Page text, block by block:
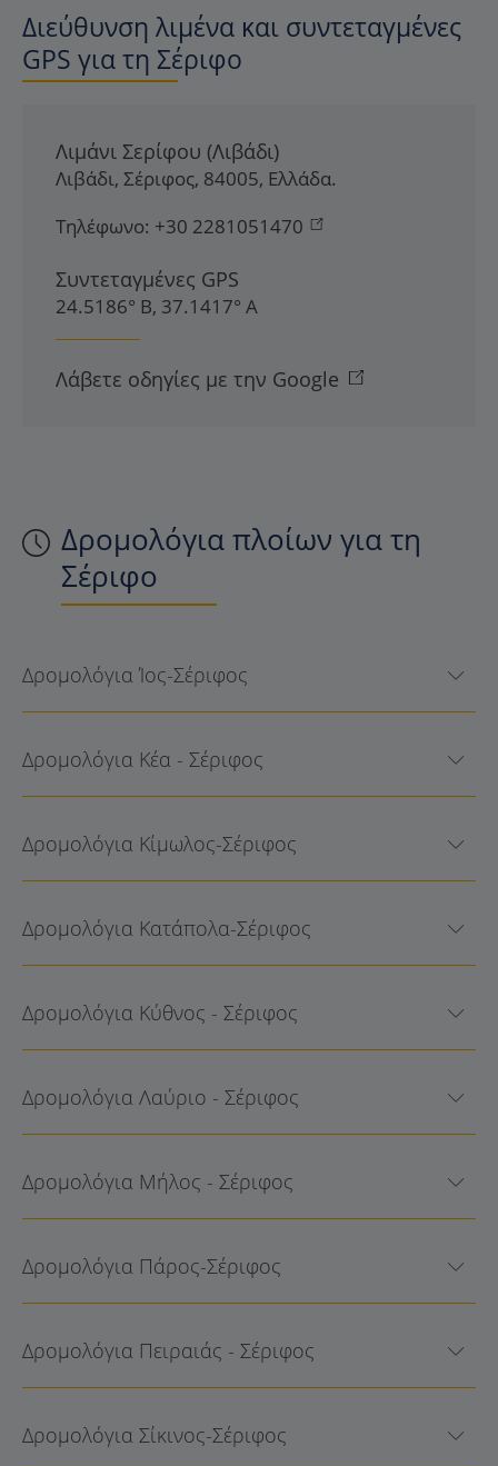
Δρομολόγια πλοίων για τη
Σέριφο
Δρομολόγια Ίος-Σέριφος
Δρομολόγια Κέα - Σέριφος
Δρομολόγια Κίμωλος-Σέριφος
Δρομολόγια Κατάπολα-Σέριφος
Δρομολόγια Κύθνος - Σέριφος
Δρομολόγια Λαύριο - Σέριφος
Δρομολόγια Μήλος - Σέριφος
Δρομολόγια Πάρος-Σέριφος
Δρομολόγια Πειραιάς - Σέριφος
Δρομολόγια Σίκινος-Σέριφος
Διεύθυνση λιμένα και συντεταγμένες
GPS για τη Σέριφο
Λιμάνι Σερίφου (Λιβάδι)
Λιβάδι, Σέριφος, 84005, Ελλάδα.
Τηλέφωνο: +30 2281051470
Συντεταγμένες GPS
24.5186° Β, 37.1417° Α
Λάβετε οδηγίες με την Google